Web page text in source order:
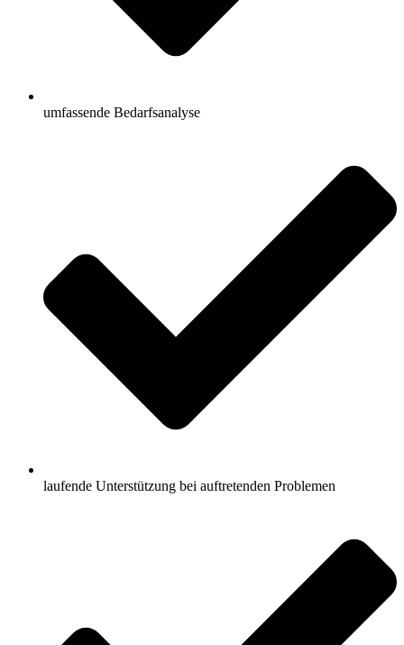
umfassende Bedarfsanalyse
laufende Unterstützung bei auftretenden Problemen